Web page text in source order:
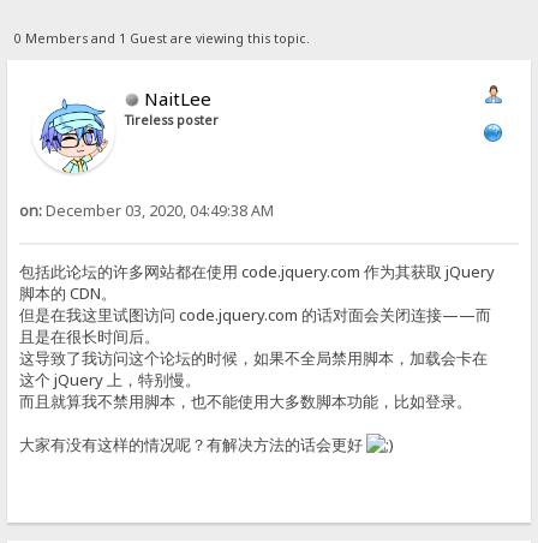
0 Members and 1 Guest are viewing this topic.
NaitLee
Tireless poster
on:December 03, 2020, 04:49:38 AM
包括此论坛的许多网站都在使用 code.jquery.com 作为其获取 jQuery
脚本的 CDN。
但是在我这里试图访问 code.jquery.com 的话对面会关闭连接——而
且是在很长时间后。
这导致了我访问这个论坛的时候，如果不全局禁用脚本，加载会卡在
这个 jQuery 上，特别慢。
而且就算我不禁用脚本，也不能使用大多数脚本功能，比如登录。
大家有没有这样的情况呢？有解决方法的话会更好